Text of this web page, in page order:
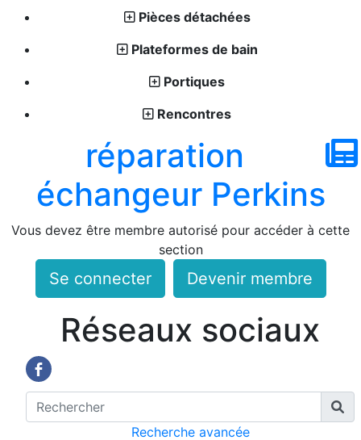
Pièces détachées
Plateformes de bain
Portiques
Rencontres
réparation
échangeur Perkins
Vous devez être membre autorisé pour accéder à cette
section
Se connecter Devenir membre
Réseaux sociaux
Recherche avancée